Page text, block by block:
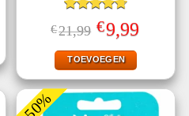
Gewaardeerd
4.75uit 5
€21,99 Oorspronkelijke
prijs
was:
€21,99.
€9,99Huidige
prijs
TOEVOEGEN
-50%